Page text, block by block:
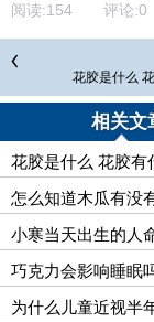
阅读:154 评论:0
花胶是什么
相关文
花胶是什么 花胶有
怎么知道木瓜有没
小寒当天出生的人
巧克力会影响睡眠
为什么儿童近视半